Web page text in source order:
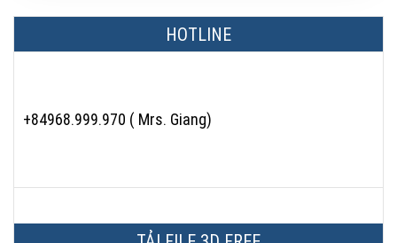
HOTLINE
+84968.999.970 ( Mrs. Giang)